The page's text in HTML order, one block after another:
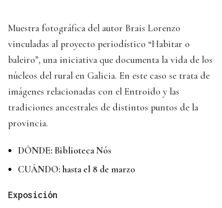
Muestra fotográfica del autor Brais Lorenzo
vinculadas al proyecto periodístico “Habitar o
baleiro”, una iniciativa que documenta la vida de los
núcleos del rural en Galicia. En este caso se trata de
imágenes relacionadas con el Entroido y las
tradiciones ancestrales de distintos puntos de la
provincia.
DÓNDE: Biblioteca Nós
CUÁNDO: hasta el 8 de marzo
Exposición